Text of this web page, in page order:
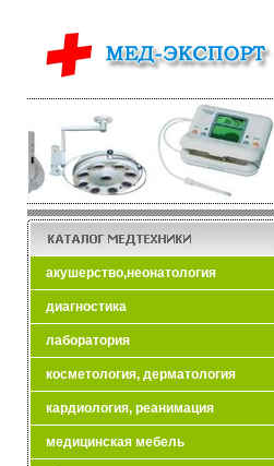
акушерство,неонатология
диагностика
лаборатория
косметология, дерматология
кардиология, реанимация
медицинская мебель